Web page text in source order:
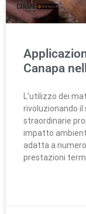
Canapa
L’utilizzo dei
rivoluzionando
straordinarie
impatto
adatta a
prestazioni